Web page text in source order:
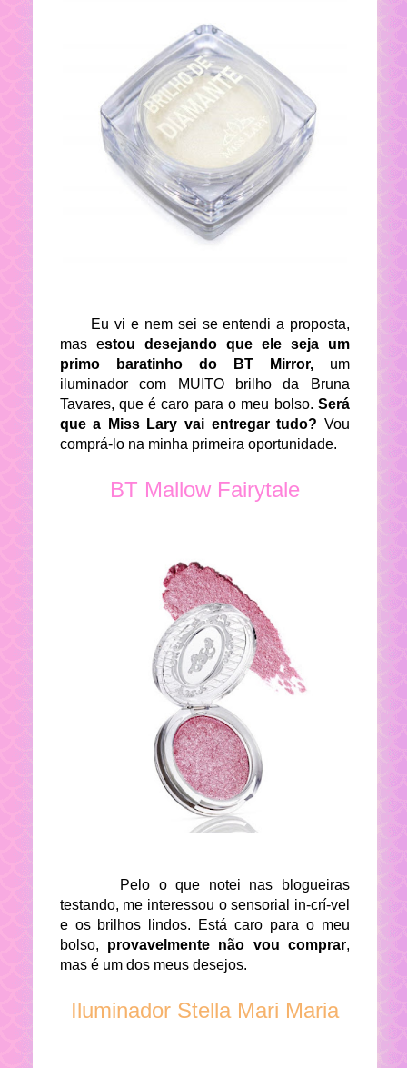
Eu vi e nem sei se entendi a proposta,
mas estou desejando que ele seja um
primo baratinho do BT Mirror,um
iluminador com MUITO brilho da Bruna
Tavares, que é caro para o meu bolso. Será
que a Miss Lary vai entregar tudo? Vou
comprá-lo na minha primeira oportunidade.
BT Mallow Fairytale
Pelo o que notei nas blogueiras
testando, me interessou o sensorial in-crí-vel
e os brilhos lindos. Está caro para o meu
bolso, provavelmente não vou comprar,
mas é um dos meus desejos.
Iluminador Stella Mari Maria